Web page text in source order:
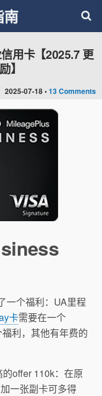
南
2025-07-18 •13 Comments
用卡【2025.7 更
】
一个福利：UA里程
卡需要在一个
利，其他有年费的
offer 110k：在原
一张副卡可多得